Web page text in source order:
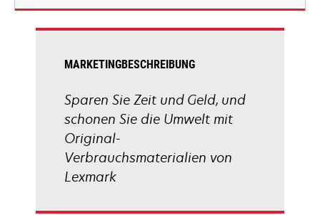
MARKETINGBESCHREIBUNG
Sparen Sie Zeit und Geld, und
schonen Sie die Umwelt mit
Original-
Verbrauchsmaterialien von
Lexmark